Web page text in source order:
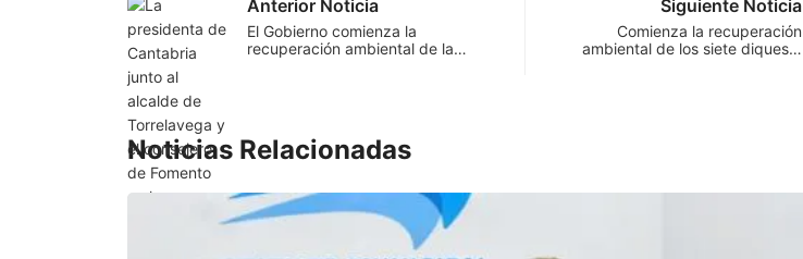
Anterior Noticia
El Gobierno comienza la
recuperación ambiental de la…
Siguiente Noticia
Comienza la recuperación
ambiental de los siete diques…
Noticias Relacionadas